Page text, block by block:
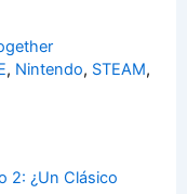
, Nintendo, STEAM,
2: ¿Un Clásico